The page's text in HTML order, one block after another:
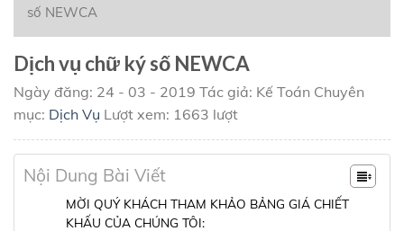
số NEWCA
Dịch vụ chữ ký số NEWCA
Ngày đăng: 24 - 03 - 2019 Tác giả: Kế Toán Chuyên
mục: Dịch Vụ Lượt xem: 1663 lượt
Nội Dung Bài Viết
MỜI QUÝ KHÁCH THAM KHẢO BẢNG GIÁ CHIẾT
KHẤU CỦA CHÚNG TÔI: